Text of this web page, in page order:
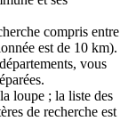
compris entre
est de 10 km).
vous
loupe ; la liste des
de recherche est